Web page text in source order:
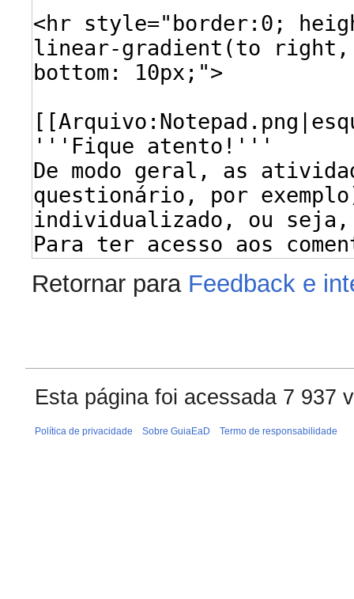
Retornar para Feedback e
Esta página foi acessada 7 937
Política de privacidade Sobre GuiaEaD Termo de responsabilidade